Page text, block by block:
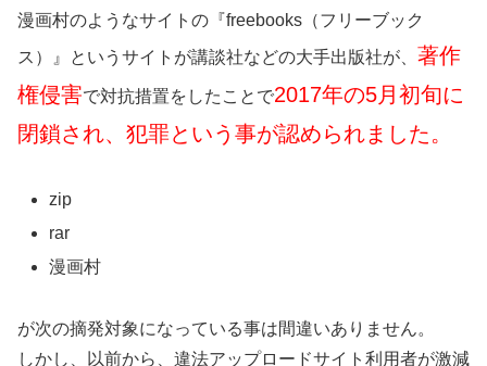
漫画村のようなサイトの『freebooks（フリーブック
ス）』というサイトが講談社などの大手出版社が、 著作
権侵害で対抗措置をしたことで2017年の5月初旬に
閉鎖され、犯罪という事が認められました。
zip
rar
漫画村
が次の摘発対象になっている事は間違いありません。
しかし、以前から、違法アップロードサイト利用者が激減